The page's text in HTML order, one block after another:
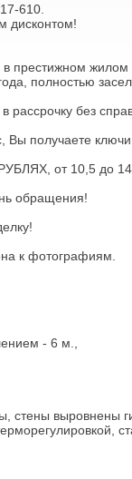
610.
дисконтом!
престижном
полностью
без
получаете
от 10,5 до
обращения!
к фотографиям.
- 6 м.,
стены выровнены